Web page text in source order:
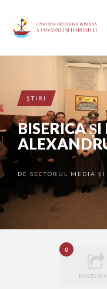
ŞTIRI
BISERICA
DE SECTORUL MEDIA
0